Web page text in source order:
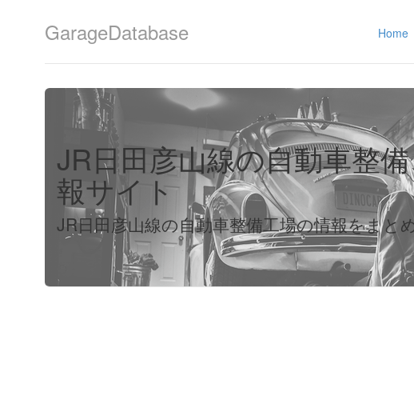
Home
GarageDatabase
JR日田彦山線の自動車整
報サイト
JR日田彦山線の自動車整備工場の情報をまと